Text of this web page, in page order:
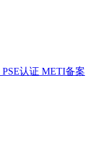
PSE认证 METI备案